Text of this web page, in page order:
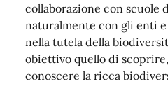
collaborazione con scuole
naturalmente con gli enti
nella tutela della
obiettivo quello di
conoscere la ricca